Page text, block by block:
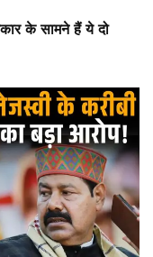
के सामने हैं ये दो